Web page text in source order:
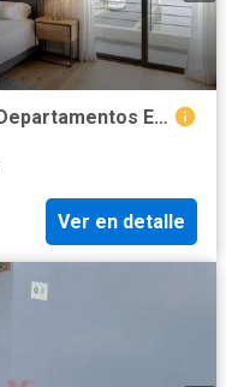
🔥 Oportunidad Única: Amplios Departamentos En Preventa, Con Excelentes Acabados En La Urb. Santa Edelmira 🔥
Ver en detalle